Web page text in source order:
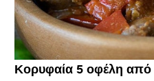
Κορυφαία 5 οφέλη από